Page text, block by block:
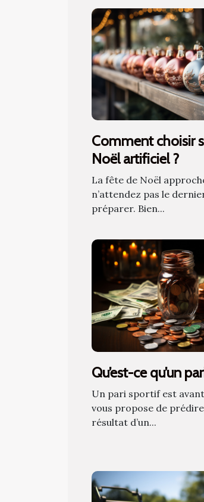
Comment choisir
Noël artificiel ?
La fête de Noël
n’attendez pas le
préparer. Bien...
Qu’est-ce qu’un
Un pari sportif est
vous propose de
résultat d’un...